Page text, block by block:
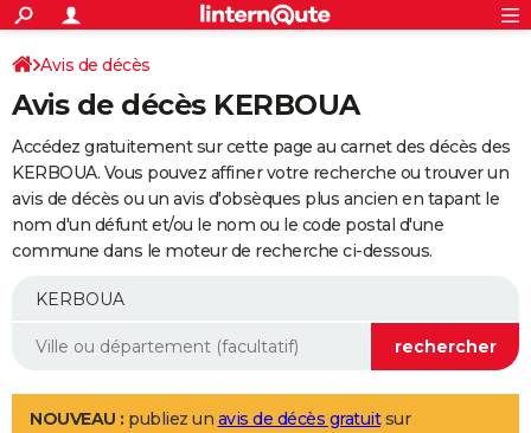
ACTUALITÉS
Politique
Société
Faits Divers
Education
Monde
Villes
+
SPORT
Coupe du monde 2026
Football
Tennis
Cyclisme
Rugby
Forum
Programme TV
TNT
Streaming
Cinéma
Sorties cinéma
Musique
+
FINANCE
Retraite
Epargne
Immobilier
Risques naturels par ville
Banque
Assurance
AUTO
Essais
Réserver un essai
Citadines
Berlines
SUV
Forum auto
+
Mobiles
Meilleur smartphone
Internet
Ordinateurs
Jeux vidéo
Guide high-tech
Aménagement intérieur
LIFESTYLE
Avis de décès
Avis de décès KERBOUA
Accédez gratuitement sur cette page au carnet des décès des
KERBOUA. Vous pouvez affiner votre recherche ou trouver un
avis de décès ou un avis d'obsèques plus ancien en tapant le
nom d'un défunt et/ou le nom ou le code postal d'une
commune dans le moteur de recherche ci-dessous.
NOUVEAU : publiez un avis de décès gratuitsur